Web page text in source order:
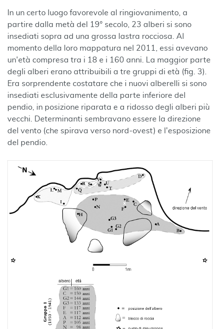
In un certo luogo favorevole al ringiovanimento, a
partire dalla metà del 19° secolo, 23 alberi si sono
insediati sopra ad una grossa lastra rocciosa. Al
momento della loro mappatura nel 2011, essi avevano
un'età compresa tra i 18 e i 160 anni. La maggior parte
degli alberi erano attribuibili a tre gruppi di età (fig. 3).
Era sorprendente costatare che i nuovi alberelli si sono
insediati esclusivamente della parte inferiore del
pendio, in posizione riparata e a ridosso degli alberi più
vecchi. Determinanti sembravano essere la direzione
del vento (che spirava verso nord-ovest) e l'esposizione
del pendio.